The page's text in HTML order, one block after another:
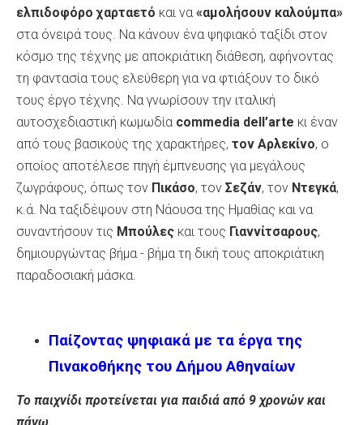
ελπιδοφόρο χαρταετό και να«αμολήσουν καλούμπα»
στα όνειρά τους. Να κάνουν ένα ψηφιακό ταξίδι στον
κόσμο της τέχνης με αποκριάτικη διάθεση, αφήνοντας
τη φαντασία τους ελεύθερη για να φτιάξουν το δικό
τους έργο τέχνης. Nα γνωρίσουν την ιταλική
αυτοσχεδιαστική κωμωδία commedia dell’arte κι έναν
από τους βασικούς της χαρακτήρες, τον Αρλεκίνο, ο
οποίος αποτέλεσε πηγή έμπνευσης για μεγάλους
ζωγράφους, όπως τον Πικάσο, τον Σεζάν, τον Ντεγκά,
κ.ά. Να ταξιδέψουν στη Νάουσα της Ημαθίας και να
συναντήσουν τις Μπούλες και τους Γιαννίτσαρους,
δημιουργώντας βήμα - βήμα τη δική τους αποκριάτικη
παραδοσιακή μάσκα.
Παίζοντας ψηφιακά με τα έργα της
Πινακοθήκης του Δήμου Αθηναίων
Το παιχνίδι προτείνεται για παιδιά από 9 χρονών και